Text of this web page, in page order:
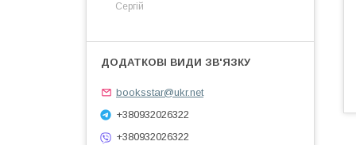
Сергій
booksstar@ukr.net
+380932026322
+380932026322